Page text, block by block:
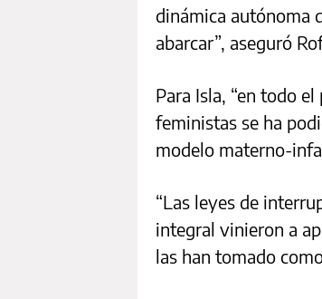
dinámica autónoma
abarcar”, aseguró
Para Isla, “en todo
feministas se ha
modelo materno-
“Las leyes de
integral vinieron a
las han tomado